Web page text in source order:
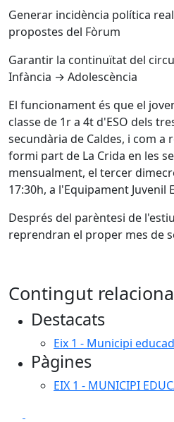
Generar incidència política
propostes del Fòrum
Garantir la continuïtat del
Infància → Adolescència
El funcionament és que el
classe de 1r a 4t d'ESO dels
secundària de Caldes, i com a
formi part de La Crida en les
mensualment, el tercer
17:30h, a l'Equipament Juvenil
Després del parèntesi de
reprendran el proper mes de
Contingut
Destacats
Eix 1 - Municipi
Pàgines
EIX 1 - MUNICIPI